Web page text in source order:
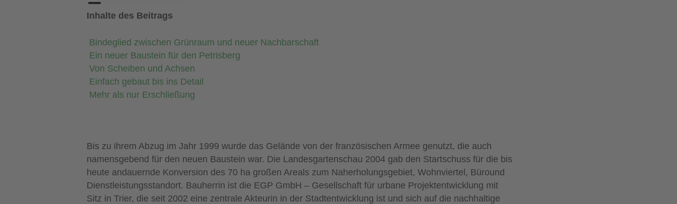
Inhalte des Beitrags
Bindeglied zwischen Grünraum und neuer Nachbarschaft
Ein neuer Baustein für den Petrisberg
Von Scheiben und Achsen
Einfach gebaut bis ins Detail
Mehr als nur Erschließung
Bis zu ihrem Abzug im Jahr 1999 wurde das Gelände von der französischen Armee genutzt, die auch
namensgebend für den neuen Baustein war. Die Landesgartenschau 2004 gab den Startschuss für die bis
heute andauernde Konversion des 70 ha großen Areals zum Naherholungsgebiet, Wohnviertel, Büround
Dienstleistungsstandort. Bauherrin ist die EGP GmbH – Gesellschaft für urbane Projektentwicklung mit
Sitz in Trier, die seit 2002 eine zentrale Akteurin in der Stadtentwicklung ist und sich auf die nachhaltige